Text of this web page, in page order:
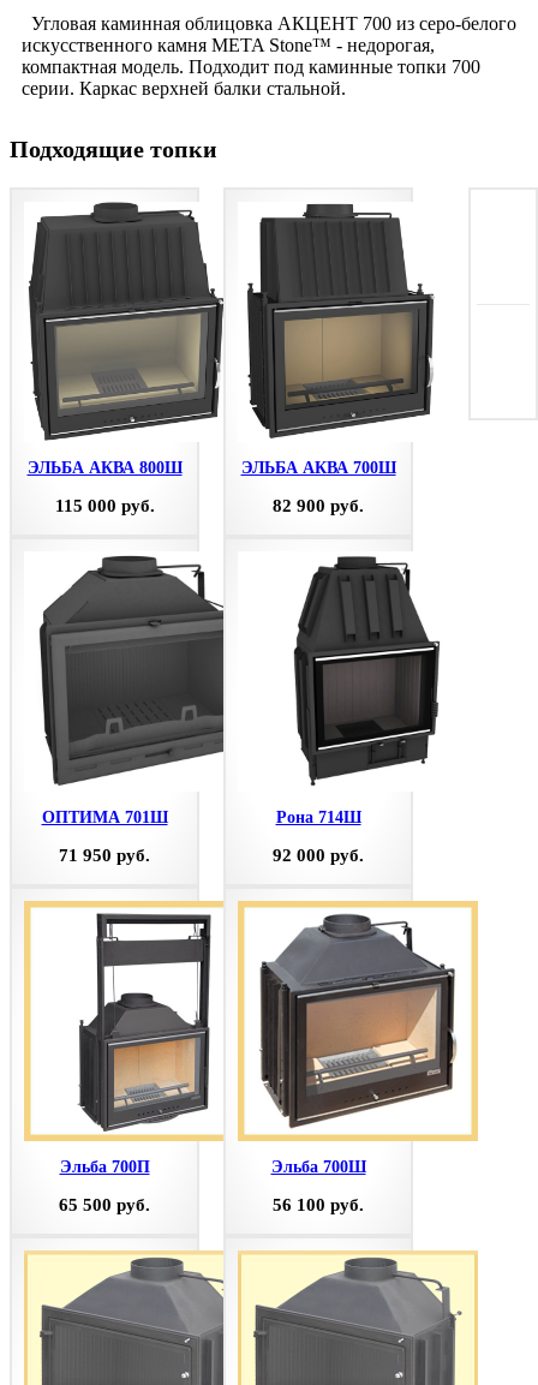
Угловая каминная облицовка АКЦЕНТ 700 из серо-белого
искусственного камня META Stone™ - недорогая,
компактная модель. Подходит под каминные топки 700
серии. Каркас верхней балки стальной.
Подходящие топки
ЭЛЬБА АКВА 800Ш
115 000 руб.
ЭЛЬБА АКВА 700Ш
82 900 руб.
ОПТИМА 701Ш
71 950 руб.
Рона 714Ш
92 000 руб.
Эльба 700П
65 500 руб.
Эльба 700Ш
56 100 руб.